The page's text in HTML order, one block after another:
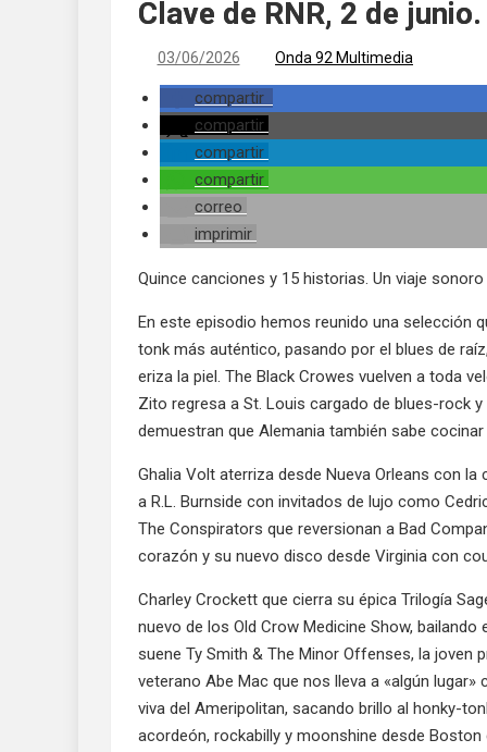
Clave de RNR, 2 de
03/06/2026 Onda 92 Multimedia
compartir
compartir
compartir
compartir
correo
imprimir
Quince canciones y 15 historias. Un viaje
En este episodio hemos reunido una selección
tonk más auténtico, pasando por el blues de
eriza la piel. The Black Crowes vuelven a toda
Zito regresa a St. Louis cargado de blues-rock
demuestran que Alemania también sabe
Ghalia Volt aterriza desde Nueva Orleans con
a R.L. Burnside con invitados de lujo como
The Conspirators que reversionan a Bad
corazón y su nuevo disco desde Virginia con
Charley Crockett que cierra su épica Trilogía
nuevo de los Old Crow Medicine Show,
suene Ty Smith & The Minor Offenses, la joven
veterano Abe Mac que nos lleva a «algún
viva del Ameripolitan, sacando brillo al honky-
acordeón, rockabilly y moonshine desde